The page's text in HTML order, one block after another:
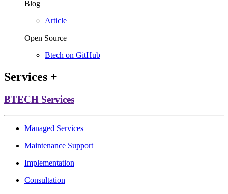
Blog
Article
Open Source
Btech on GitHub
Services +
BTECH Services
Managed Services
Maintenance Support
Implementation
Consultation